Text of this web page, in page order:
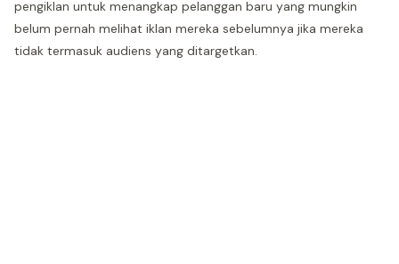
pengiklan untuk menangkap pelanggan baru yang mungkin
belum pernah melihat iklan mereka sebelumnya jika mereka
tidak termasuk audiens yang ditargetkan.